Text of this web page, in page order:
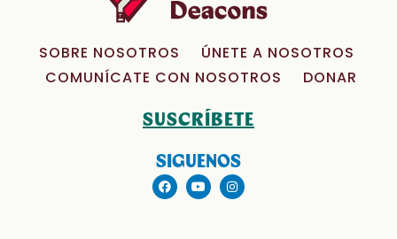
SOBRE NOSOTROS
ÚNETE A NOSOTROS
COMUNÍCATE CON NOSOTROS
DONAR
SUSCRÍBETE
SIGUENOS